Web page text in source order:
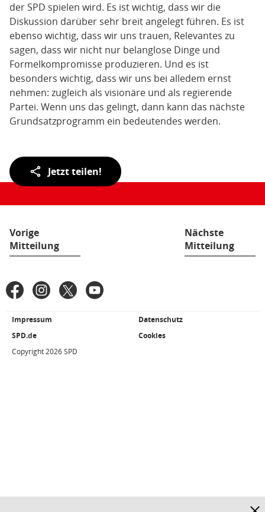
der SPD spielen wird. Es ist wichtig, dass wir die
Diskussion darüber sehr breit angelegt führen. Es ist
ebenso wichtig, dass wir uns trauen, Relevantes zu
sagen, dass wir nicht nur belanglose Dinge und
Formelkompromisse produzieren. Und es ist
besonders wichtig, dass wir uns bei alledem ernst
nehmen: zugleich als visionäre und als regierende
Partei. Wenn uns das gelingt, dann kann das nächste
Grundsatzprogramm ein bedeutendes werden.
Teilen
der
Jetzt teilen!
Vorige
Mitteilung
Nächste
Mitteilung
Fußbereich
SPD
den
sozialen
FacebookInstagram
X YouTube
Weiterführende
Links/Kleingedrucktes
Impressum
Datenschutz
SPD.de
Cookies
Copyright 2026 SPD